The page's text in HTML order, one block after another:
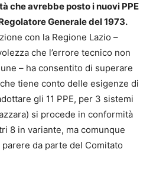
che avrebbe posto i nuovi PPE
Generale del 1973.
con la Regione Lazio –
che l’errore tecnico non
– ha consentito di superare
tiene conto delle esigenze di
gli 11 PPE, per 3 sistemi
si procede in conformità
8 in variante, ma comunque
da parte del Comitato